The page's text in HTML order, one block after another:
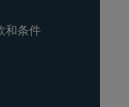
和条件